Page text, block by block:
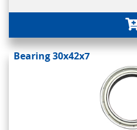
Bearing 30x42x7